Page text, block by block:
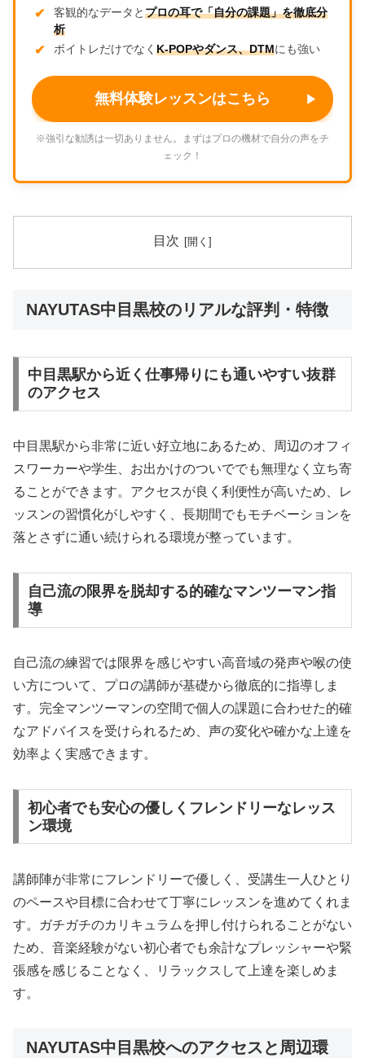
客観的なデータとプロの耳で「自分の課題」を徹底分
析
ボイトレだけでなく K-POPやダンス、DTMにも強い
無料体験レッスンはこちら
※強引な勧誘は一切ありません。まずはプロの機材で自分の声をチ
ェック！
目次
NAYUTAS中目黒校のリアルな評判・特徴
中目黒駅から近く仕事帰りにも通いやすい抜群
のアクセス
中目黒駅から非常に近い好立地にあるため、周辺のオフィ
スワーカーや学生、お出かけのついででも無理なく立ち寄
ることができます。アクセスが良く利便性が高いため、レ
ッスンの習慣化がしやすく、長期間でもモチベーションを
落とさずに通い続けられる環境が整っています。
自己流の限界を脱却する的確なマンツーマン指
導
自己流の練習では限界を感じやすい高音域の発声や喉の使
い方について、プロの講師が基礎から徹底的に指導しま
す。完全マンツーマンの空間で個人の課題に合わせた的確
なアドバイスを受けられるため、声の変化や確かな上達を
効率よく実感できます。
初心者でも安心の優しくフレンドリーなレッス
ン環境
講師陣が非常にフレンドリーで優しく、受講生一人ひとり
のペースや目標に合わせて丁寧にレッスンを進めてくれま
す。ガチガチのカリキュラムを押し付けられることがない
ため、音楽経験がない初心者でも余計なプレッシャーや緊
張感を感じることなく、リラックスして上達を楽しめま
す。
NAYUTAS中目黒校へのアクセスと周辺環